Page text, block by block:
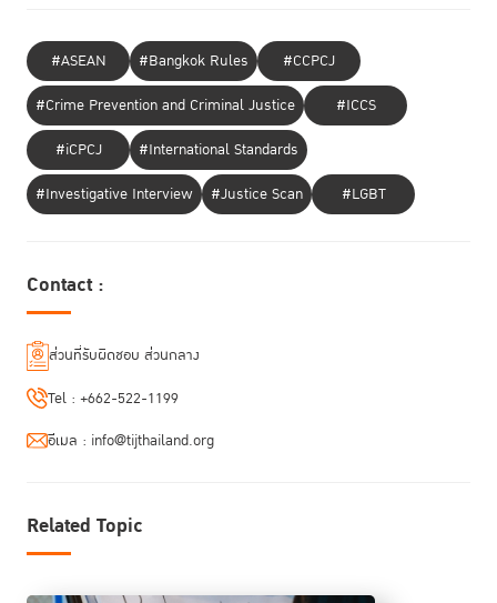
เข้มข้นคือการชี้เป้าเรื่องที่จะสร้างผลกระทบสูงในชั้นร่างรัฐธรรมนูญช่วง 2-3
ปีข้างหน้า รวมถึงการร่วมกันออกแบบกระบวนการรับฟังความคิดเห็นที่ลง
ลึกถึงพื้นที่ระดับภูมิภาค เพื่อนำประสบการณ์ตรงของพลเมืองมาแปรเปลี่ยน
เป็นข้อเสนอเชิงนโยบายที่มีคุณภาพ
#ASEAN #Bangkok Rules
#CCPCJ
#Crime Prevention and Criminal Justice
#ICCS
#iCPCJ
#International Standards
#Investigative Interview
#Justice Scan #LGBT
Contact :
ส่วนที่รับผิดชอบ ส่วนกลาง
Tel : +662-522-1199
อีเมล : info@tijthailand.org
Related Topic